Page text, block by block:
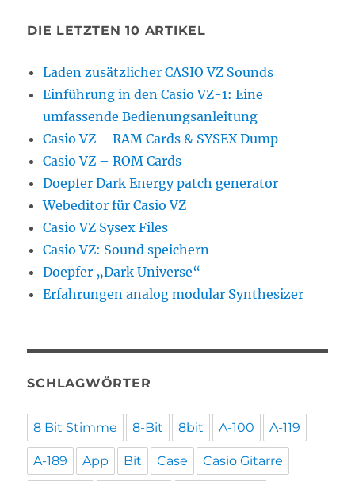
DIE LETZTEN 10 ARTIKEL
Laden zusätzlicher CASIO VZ Sounds
Einführung in den Casio VZ-1: Eine
umfassende Bedienungsanleitung
Casio VZ – RAM Cards & SYSEX Dump
Casio VZ – ROM Cards
Doepfer Dark Energy patch generator
Webeditor für Casio VZ
Casio VZ Sysex Files
Casio VZ: Sound speichern
Doepfer „Dark Universe“
Erfahrungen analog modular Synthesizer
SCHLAGWÖRTER
8 Bit Stimme 8-Bit 8bit A-100 A-119
A-189 App Bit Case Casio Gitarre